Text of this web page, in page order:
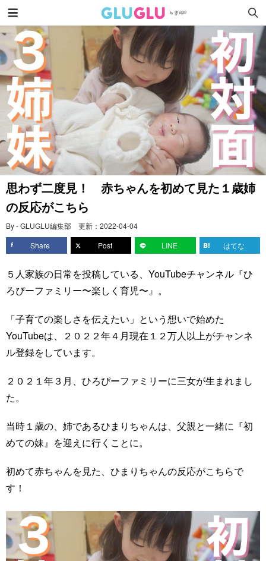
思わず二度見！ 赤ちゃんを初めて見た１歳姉
の反応がこちら
By - GLUGLU編集部 更新： 2022-04-04
Share
Post LINE はてな
５人家族の日常を投稿している、YouTubeチャンネル『ひ
ろぴーファミリー〜楽しく育児〜』。
「子育ての楽しさを伝えたい」という想いで始めた
YouTubeは、２０２２年４月現在１２万人以上がチャンネ
ル登録をしています。
２０２１年３月、ひろぴーファミリーに三女が生まれまし
た。
当時１歳の、姉であるひまりちゃんは、父親と一緒に『初
めての妹』を迎えに行くことに。
初めて赤ちゃんを見た、ひまりちゃんの反応がこちらで
す！